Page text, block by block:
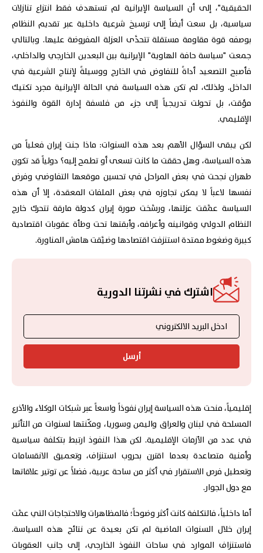
الحقيقية"، إلى أن السياسة الإيرانية لم تستهدف فقط انتزاع تنازلات
سياسية، بل سعت أيضاً إلى ترسيخ شرعية داخلية عبر تقديم النظام
بوصفه قوة مقاومة مستقلة تتحدَّى العزلة المفروضة عليها. وبالتالي
جمعت "سياسة حافة الهاوية" الإيرانية بين البعدين الخارجي والداخلي،
فأصبح التصعيد أداةً للتفاوض في الخارج ووسيلةً لإنتاج الشرعية في
الداخل. ولذلك، لم تكن هذه السياسة في الحالة الإيرانية مجرد تكتيك
مؤقت، بل تحولت تدريجياً إلى جزء من فلسفة إدارة القوة والنفوذ
الإقليمي.
لكن يبقى السؤال الأهم بعد هذه السنوات: ماذا جنت إيران فعلياً من
هذه السياسة، وهل حققت ما كانت تسعى أو تطمح إليه؟ دولياً قد تكون
طهران نجحت في بعض المراحل في تحسين موقعها التفاوضي وفرض
نفسها لاعباً لا يمكن تجاوزه في بعض الملفات المعقدة، إلا أن هذه
السياسة عمَّقت عزلتها، ورسَّخت صورة إيران كدولة مارقة تتحرك خارج
النظام الدولي وقوانينه وأعرافه، وأبقتها تحت وطأة عقوبات اقتصادية
كبيرة وضغوط ممتدة استنزفت اقتصادها وضيَّقت هامش المناورة.
اشترك في نشرتنا الدورية
أرسل
إقليمياً، منحت هذه السياسة إيران نفوذاً واسعاً عبر شبكات الوكلاء والأذرع
المسلحة في لبنان والعراق واليمن وسوريا، ومكّنتها لسنوات من التأثير
في عدد من الأزمات الإقليمية. لكن هذا النفوذ ارتبط بتكلفة سياسية
وأمنية متصاعدة بعدما اقترن بحروب استنزاف، وتعميق الانقسامات
وتعطيل فرص الاستقرار في أكثر من ساحة عربية، فضلاً عن توتير علاقاتها
مع دول الجوار.
أما داخلياً، فالتكلفة كانت أكثر وضوحاً؛ فالمظاهرات والاحتجاجات التي عمَّت
إيران خلال السنوات الماضية لم تكن بعيدة عن نتائج هذه السياسة.
فاستنزاف الموارد في ساحات النفوذ الخارجي، إلى جانب العقوبات